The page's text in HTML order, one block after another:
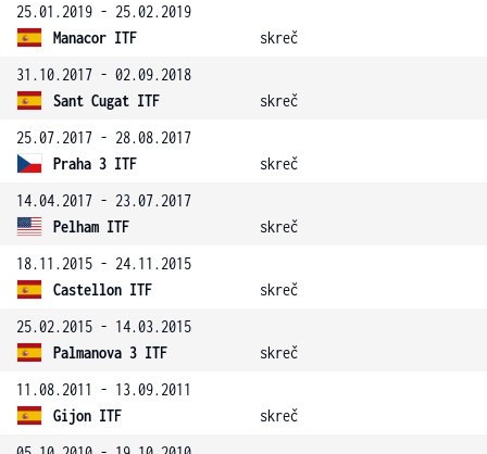
25.01.2019 - 25.02.2019
Manacor ITF
skreč
31.10.2017 - 02.09.2018
Sant Cugat ITF
skreč
25.07.2017 - 28.08.2017
Praha 3 ITF
skreč
14.04.2017 - 23.07.2017
Pelham ITF
skreč
18.11.2015 - 24.11.2015
Castellon ITF
skreč
25.02.2015 - 14.03.2015
Palmanova 3 ITF
skreč
11.08.2011 - 13.09.2011
Gijon ITF
skreč